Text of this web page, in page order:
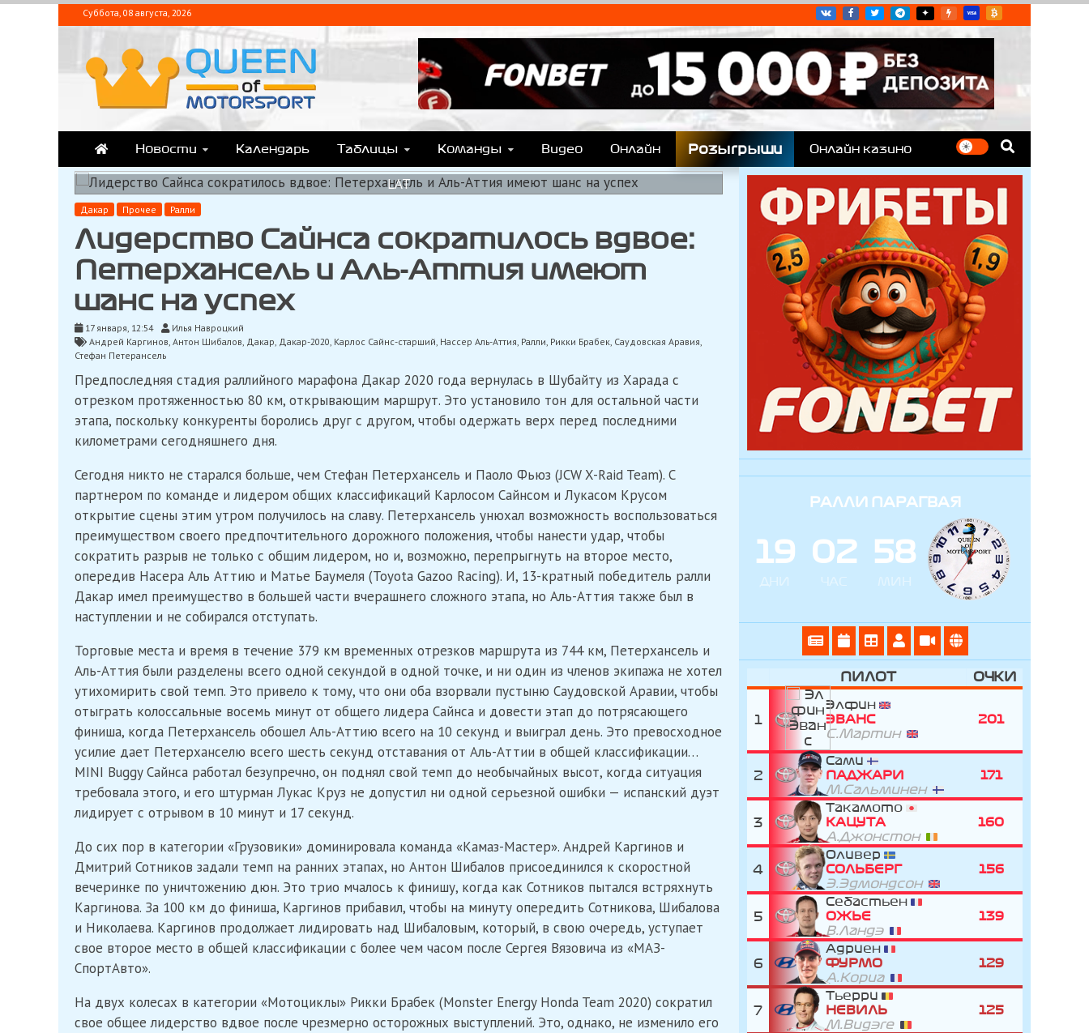
Перейти
к
содержимому
Суббота, 08 августа, 2026
QUEEN-OF-MOTORSPORT.COM
Аналитика, статистика, трансляции Формулы-1 (Ф2/Ф3/F1 Academy), Формулы Е, Moto GP, DTM, IndyCar, NASCAR, WRC (Dakar, WRX), WEC, IMSA и других гоночных серий
Новости Календарь Таблицы Команды Видео Онлайн Розыгрыши Онлайн казино
LAT
Дакар Прочее Ралли
Лидерство Сайнса сократилось вдвое:
Петерхансель и Аль-Аттия имеют
шанс на успех
17 января, 12:54
Илья Навроцкий
Андрей Каргинов, Антон Шибалов, Дакар, Дакар-2020, Карлос Сайнс-старший, Нассер Аль-Аттия, Ралли, Рикки Брабек, Саудовская Аравия,
Стефан Петерансель
Предпоследняя стадия раллийного марафона Дакар 2020 года вернулась в Шубайту из Харада с
отрезком протяженностью 80 км, открывающим маршрут. Это установило тон для остальной части
этапа, поскольку конкуренты боролись друг с другом, чтобы одержать верх перед последними
километрами сегодняшнего дня.
Сегодня никто не старался больше, чем Стефан Петерхансель и Паоло Фьюз (JCW X-Raid Team). С
партнером по команде и лидером общих классификаций Карлосом Сайнсом и Лукасом Крусом
открытие сцены этим утром получилось на славу. Петерхансель унюхал возможность воспользоваться
преимуществом своего предпочтительного дорожного положения, чтобы нанести удар, чтобы
сократить разрыв не только с общим лидером, но и, возможно, перепрыгнуть на второе место,
опередив Насера ​​Аль Аттию и Матье Баумеля (Toyota Gazoo Racing). И, 13-кратный победитель ралли
Дакар имел преимущество в большей части вчерашнего сложного этапа, но Аль-Аттия также был в
наступлении и не собирался отступать.
Торговые места и время в течение 379 км временных отрезков маршрута из 744 км, Петерхансель и
Аль-Аттия были разделены всего одной секундой в одной точке, и ни один из членов экипажа не хотел
утихомирить свой темп. Это привело к тому, что они оба взорвали пустыню Саудовской Аравии, чтобы
отыграть колоссальные восемь минут от общего лидера Сайнса и довести этап до потрясающего
финиша, когда Петерхансель обошел Аль-Аттию всего на 10 секунд и выиграл день. Это превосходное
усилие дает Петерханселю всего шесть секунд отставания от Аль-Аттии в общей классификации…
MINI Buggy Сайнса работал безупречно, он поднял свой темп до необычайных высот, когда ситуация
требовала этого, и его штурман Лукас Круз не допустил ни одной серьезной ошибки — испанский дуэт
лидирует с отрывом в 10 минут и 17 секунд.
До сих пор в категории «Грузовики» доминировала команда «Камаз-Мастер». Андрей Каргинов и
Дмитрий Сотников задали темп на ранних этапах, но Антон Шибалов присоединился к скоростной
вечеринке по уничтожению дюн. Это трио мчалось к финишу, когда как Сотников пытался встряхнуть
Каргинова. За 100 км до финиша, Каргинов прибавил, чтобы на минуту опередить Сотникова, Шибалова
и Николаева. Каргинов продолжает лидировать над Шибаловым, который, в свою очередь, уступает
свое второе место в общей классификации с более чем часом после Сергея Вязовича из «МАЗ-
СпортАвто».
На двух колесах в категории «Мотоциклы» Рикки Брабек (Monster Energy Honda Team 2020) сократил
свое общее лидерство вдвое после чрезмерно осторожных выступлений. Это, однако, не изменило его
РАЛЛИ ПАРАГВАЯ
19
ДНИ
02
ЧАС
58
МИН
ПИЛОТ ОЧКИ
1
Элфин
ЭВАНС
С.Мартин
201
2
Сами
ПАДЖАРИ
М.Сальминен
171
3
Такамото
КАЦУТА
А.Джонстон
160
4
Оливер
СОЛЬБЕРГ
Э.Эдмондсон
156
5
Себастьен
ОЖЬЕ
В.Ландэ
139
6
Адриен
ФУРМО
А.Кориа
129
7
Тьерри
НЕВИЛЬ
М.Видэге
125